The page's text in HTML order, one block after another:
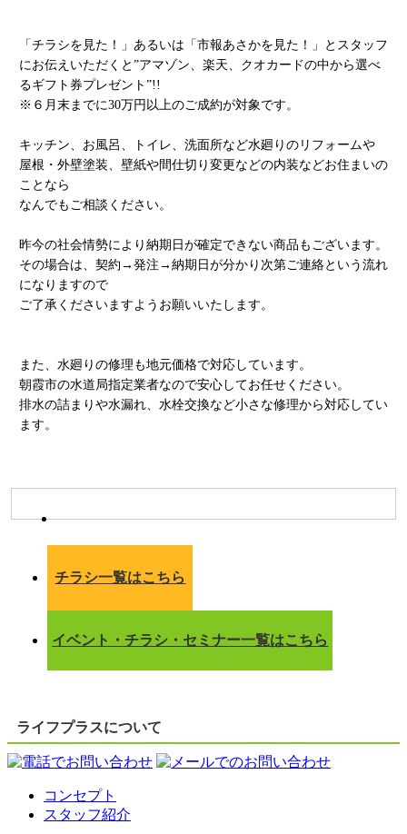
「チラシを見た！」あるいは「市報あさかを見た！」とスタッフ
にお伝えいただくと”アマゾン、楽天、クオカードの中から選べ
るギフト券プレゼント”!!
※６月末までに30万円以上のご成約が対象です。
キッチン、お風呂、トイレ、洗面所など水廻りのリフォームや
屋根・外壁塗装、壁紙や間仕切り変更などの内装などお住まいの
ことなら
なんでもご相談ください。
昨今の社会情勢により納期日が確定できない商品もございます。
その場合は、契約→発注→納期日が分かり次第ご連絡という流れ
になりますので
ご了承くださいますようお願いいたします。
また、水廻りの修理も地元価格で対応しています。
朝霞市の水道局指定業者なので安心してお任せください。
排水の詰まりや水漏れ、水栓交換など小さな修理から対応してい
ます。
チラシ一覧はこちら
イベント・チラシ・セミナー一覧はこちら
ライフプラスについて
コンセプト
スタッフ紹介